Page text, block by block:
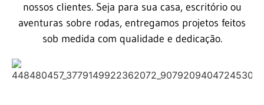
nossos clientes. Seja para sua casa, escritório ou
aventuras sobre rodas, entregamos projetos feitos
sob medida com qualidade e dedicação.